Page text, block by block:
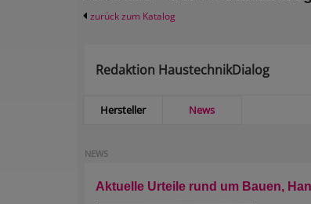
zurück zum Katalog
Redaktion HaustechnikDialog
Hersteller News
NEWS
Aktuelle Urteile rund um Bauen,